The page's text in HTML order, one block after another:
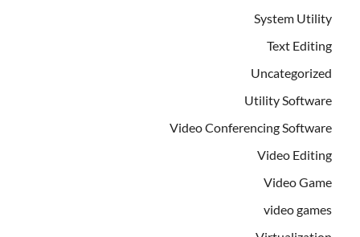
System Utility
Text Editing
Uncategorized
Utility Software
Video Conferencing Software
Video Editing
Video Game
video games